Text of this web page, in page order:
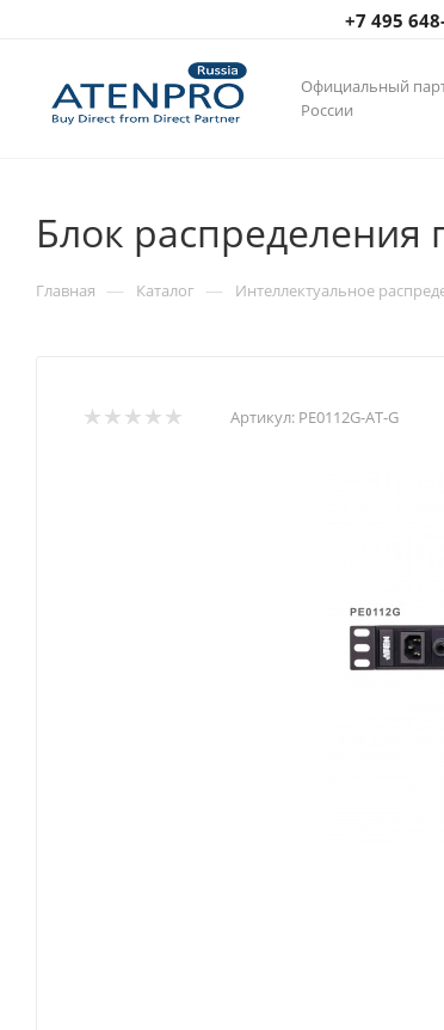
+7 495
Официальный
России
Блок распределения
Главная — Каталог — Интеллектуальное
Артикул: PE0112G-AT-G